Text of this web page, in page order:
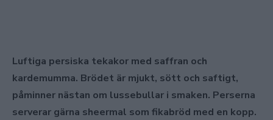
Luftiga persiska tekakor med saffran och
kardemumma. Brödet är mjukt, sött och saftigt,
påminner nästan om lussebullar i smaken. Perserna
serverar gärna sheermal som fikabröd med en kopp.